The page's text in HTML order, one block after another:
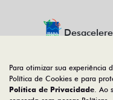
78.066.800/0001-00
Para otimizar sua experiência
Política de Cookies e para
Política de Privacidade. Ao